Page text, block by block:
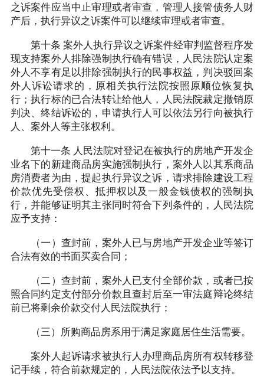
之诉案件应当中止审理或者审查，管理人接管债务人财
产后，执行异议之诉案件可以继续审理或者审查。
第十条 案外人执行异议之诉案件经审判监督程序发
现支持案外人排除强制执行确有错误，人民法院认定案
外人不享有足以排除强制执行的民事权益，判决驳回案
外人诉讼请求的，原相关执行法院按照原顺位恢复执
行；执行标的已合法转让给他人，人民法院裁定撤销原
判决、终结诉讼的，申请执行人可以依法另行向被执行
人、案外人等主张权利。
第十一条 人民法院对登记在被执行的房地产开发企
业名下的新建商品房实施强制执行，案外人以其系商品
房消费者为由，提起执行异议之诉，请求排除建设工程
价款优先受偿权、抵押权以及一般金钱债权的强制执
行，并能够证明其主张同时符合下列条件的，人民法院
应予支持：
（一）查封前，案外人已与房地产开发企业等签订
合法有效的书面买卖合同；
（二）查封前，案外人已支付全部价款，或者已按
照合同约定支付部分价款且查封后至一审法庭辩论终结
前已将剩余价款交付人民法院执行；
（三）所购商品房系用于满足家庭居住生活需要。
案外人起诉请求被执行人办理商品房所有权转移登
记手续，符合前款规定的，人民法院依法予以支持。